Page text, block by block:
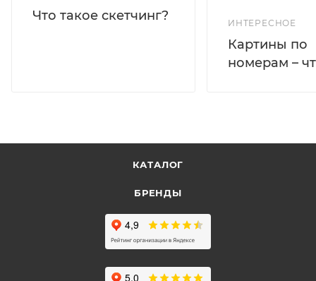
Что такое скетчинг?
ИНТЕРЕСНОЕ
Картины по
номерам –
КАТАЛОГ
БРЕНДЫ